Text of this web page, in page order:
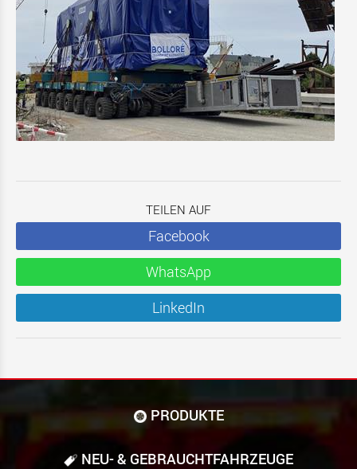
TEILEN AUF
Facebook
WhatsApp
LinkedIn
PRODUKTE
NEU- & GEBRAUCHT­FAHRZEUGE